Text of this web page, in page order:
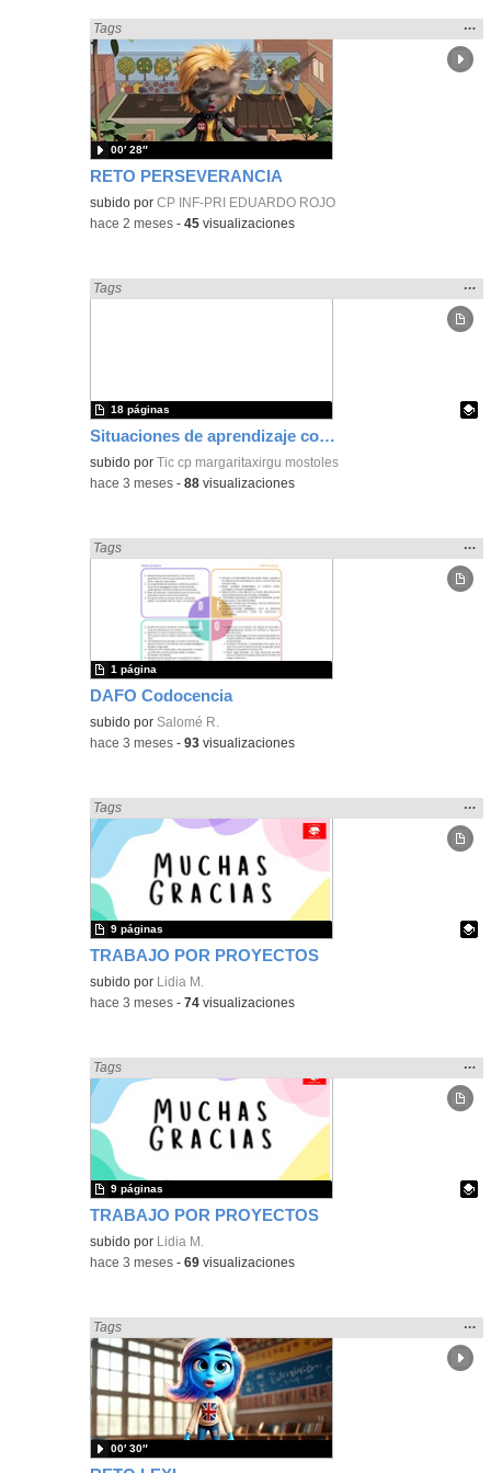
RETO PERSEVERANCIA
Encontrado «Metodologías Activas» en:
Tags
la
…
subido porCP INF-PRI EDUARDO ROJO
00′ 28″
-hace 2 meses -45 visualizaciones
Situaciones de aprendizaje cooperativo en el aula
Encontrado «Metodologías Activas» en:
Tags
la
…
Contenido educativo.
subido porTic cp margaritaxirgu mostoles
18 páginas
-hace 3 meses -88 visualizaciones
DAFO Codocencia
Encontrado «Metodologías Activas» en:
Tags
la
…
subido por Salomé R.
1 página
-hace 3 meses -93 visualizaciones
TRABAJO POR PROYECTOS
Encontrado «Metodologías Activas» en:
Tags
la
…
Contenido educativo.
subido por Lidia M.
9 páginas
-hace 3 meses -74 visualizaciones
TRABAJO POR PROYECTOS
Encontrado «Metodologías Activas» en:
Tags
la
…
Contenido educativo.
subido por Lidia M.
9 páginas
-hace 3 meses -69 visualizaciones
Encontrado «Metodologías Activas» en:
Tags
la
…
00′ 30″